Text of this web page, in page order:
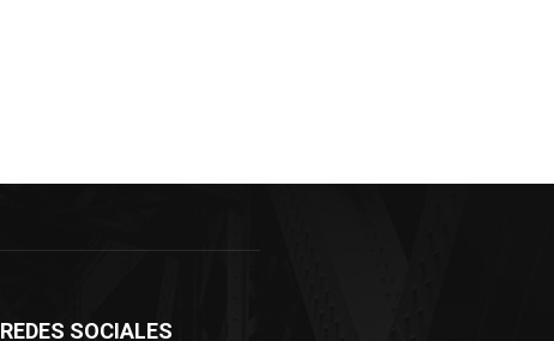
REDES SOCIALES